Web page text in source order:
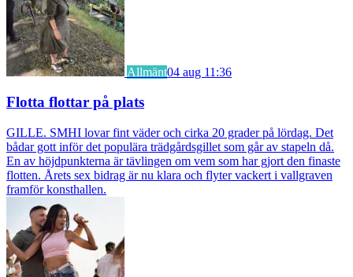
Allmänt04 aug 11:36
Flotta flottar på plats
GILLE. SMHI lovar fint väder och cirka 20 grader på lördag. Det
bådar gott inför det populära trädgårdsgillet som går av stapeln då.
En av höjdpunkterna är tävlingen om vem som har gjort den finaste
flotten. Årets sex bidrag är nu klara och flyter vackert i vallgraven
framför konsthallen.